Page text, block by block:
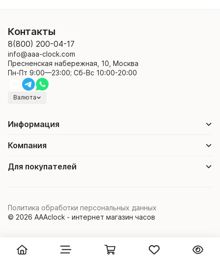
Контакты
8(800) 200-04-17
info@aaa-clock.com
Пресненская набережная, 10, Москва
Пн-Пт 9:00—23:00; Сб-Вс 10:00-20:00
Валюта
Информация
Компания
Для покупателей
© 2026 AAAclock - интернет магазин часов
Политика обработки персональных данных